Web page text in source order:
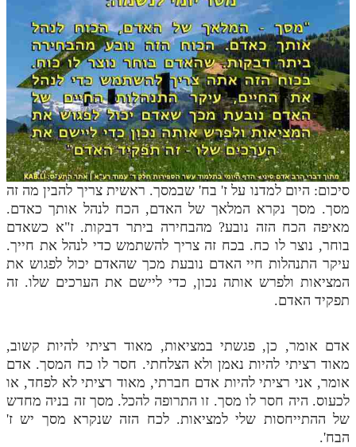
סיכום: היום למדנו על ז' בח' שבמסך. ראשית צריך להבין מה זה
מסך. מסך נקרא המלאך של האדם, הכח לנהל אותך כאדם.
מאיפה הכח הזה נובע? מהבחירה ביתר דבקות. ז"א כשאדם
בוחר, נוצר לו כח. בכח זה צריך להשתמש כדי לנהל את חייך.
עיקר התנהלות חיי האדם נובעת מכך שהאדם יכול לפגוש את
המציאות ולפרש אותה נכון, כדי ליישם את הערכים שלו. זה
תפקיד האדם.
אדם אומר, כן, פגשתי במציאות, מאוד רציתי להיות קשוב,
מאוד רציתי להיות נאמן ולא הצלחתי. חסר לו כח המסך. אדם
אומר, אני רציתי להיות אדם חברתי, מאוד רציתי לא לפחד, או
לכעוס. היה חסר לו מסך. זו התרופה להכל. מסך זה בניה מחדש
של ההתייחסות שלי למציאות. לכח הזה שנקרא מסך יש ז'
הבח'.